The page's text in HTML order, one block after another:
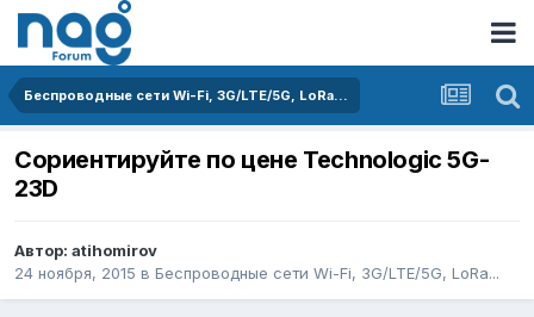
Беспроводные сети Wi-Fi, 3G/LTE/5G, LoRa...
Сориентируйте по цене Technologic 5G-
23D
Автор: atihomirov
24 ноября, 2015 в Беспроводные сети Wi-Fi, 3G/LTE/5G, LoRa...